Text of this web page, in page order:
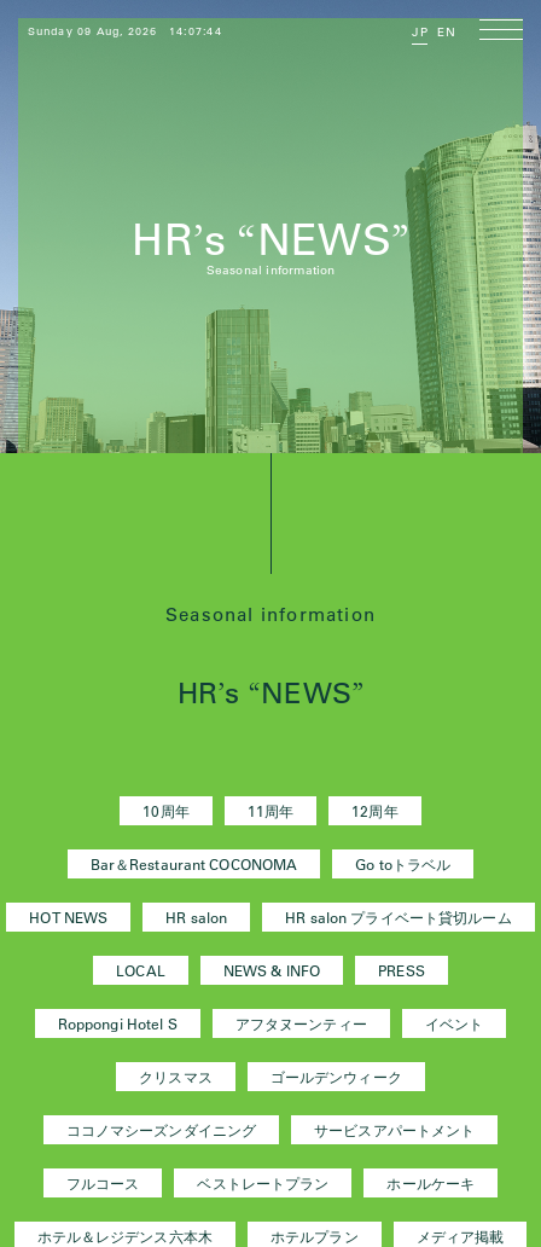
Sunday 09 Aug, 2026 14:07:46 JP EN
HR’s “NEWS”
Seasonal information
Seasonal information
HR’s “NEWS”
10周年 11周年 12周年
Bar＆Restaurant COCONOMA Go toトラベル
HOT NEWS HR salon HR salon プライベート貸切ルーム
LOCAL NEWS & INFO PRESS
Roppongi Hotel S アフタヌーンティー イベント
クリスマス ゴールデンウィーク
ココノマシーズンダイニング サービスアパートメント
フルコース ベストレートプラン ホールケーキ
ホテル＆レジデンス六本木 ホテルプラン メディア掲載